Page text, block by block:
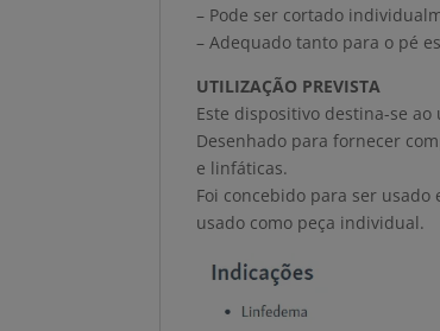
– Pode ser cortado
– Adequado tanto para o pé
UTILIZAÇÃO PREVISTA
Este dispositivo destina-se
Desenhado para fornecer
e linfáticas.
Foi concebido para ser
usado como peça individual.